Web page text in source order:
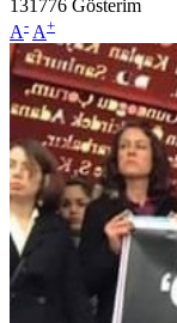
131776 Gösterim
A- A+